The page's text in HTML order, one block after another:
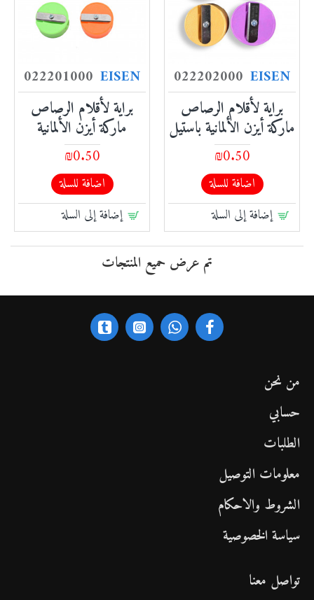
EISEN
022202000
براية لأقلام الرصاص
ماركة أيزن الألمانية باستيل
₪0.50
اضافة للسلة
إضافة إلى السلة
EISEN
022201000
براية لأقلام الرصاص
ماركة أيزن الألمانية
₪0.50
اضافة للسلة
إضافة إلى السلة
تم عرض حميع المنتجات
من نحن
حسابي
الطلبات
معلومات التوصيل
الشروط والاحكام
سياسة الخصوصية
تواصل معنا